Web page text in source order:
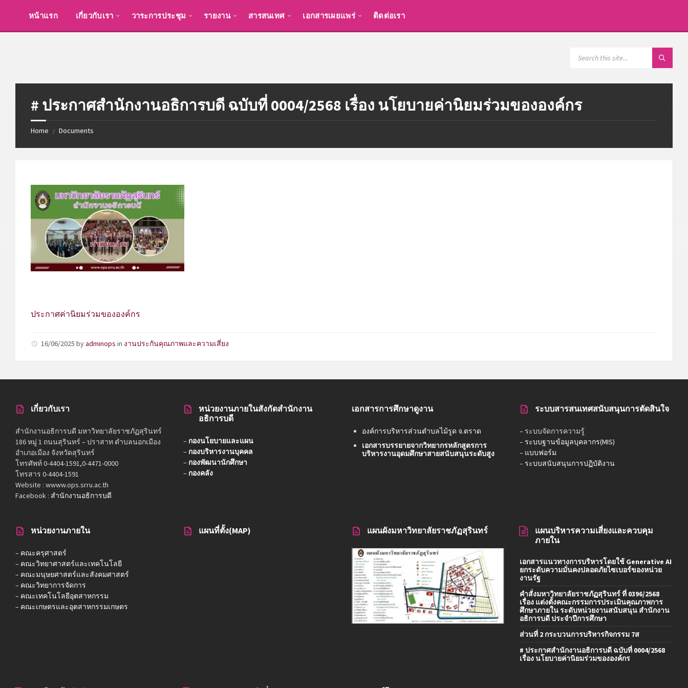
หน้าแรก เกี่ยวกับเรา วาระการประชุม รายงาน สารสนเทศ เอกสารเผยแพร่ ติดต่อเรา
# ประกาศสำนักงานอธิการบดี ฉบับที่ 0004/2568 เรื่อง นโยบายค่านิยมร่วมขององค์กร
Home / Documents
ประกาศค่านิยมร่วมขององค์กร
16/06/2025 byadminops in งานประกันคุณภาพและความเสี่ยง
เกี่ยวกับเรา
สำนักงานอธิการบดี มหาวิทยาลัยราชภัฏสุรินทร์
186 หมู่ 1 ถนนสุรินทร์ – ปราสาท ตำบลนอกเมือง
อำเภอเมือง จังหวัดสุรินทร์
โทรศัพท์ 0-4404-1591,0-4471-0000
โทรสาร 0-4404-1591
Website : wwww.ops.srru.ac.th
Facebook : สำนักงานอธิการบดี
หน่วยงานภายในสังกัดสำนักงาน
อธิการบดี
– กองนโยบายและแผน
– กองบริหารงานบุคคล
– กองพัฒนานักศึกษา
– กองคลัง
เอกสารการศึกษาดูงาน
องค์การบริหารส่วนตำบลไม้รูด จ.ตราด
เอกสารบรรยายจากวิทยากรหลักสูตรการ
บริหารงานอุดมศึกษาสายสนับสนุนระดับสูง
ระบบสารสนเทศสนับสนุนการตัดสินใจ
– ระบบจัดการความรู้
– ระบบฐานข้อมูลบุคลากร(MIS)
– แบบฟอร์ม
– ระบบสนับสนุนการปฏิบัติงาน
หน่วยงานภายใน
– คณะครุศาสตร์
– คณะวิทยาศาสตร์และเทคโนโลยี
– คณะมนุษยศาสตร์และสังคมศาสตร์
– คณะวิทยาการจัดการ
– คณะเทคโนโลยีอุตสาหกรรม
– คณะเกษตรและอุตสาหกรรมเกษตร
แผนที่ตั้ง(MAP) แผนผังมหาวิทยาลัยราชภัฏสุรินทร์
แผนบริหารความเสี่ยงและควบคุม
ภายใน
เอกสารแนวทางการบริหารโดยใช้ Generative AI
ยกระดับความมั่นคงปลอดภัยไซเบอร์ของหน่วย
งานรัฐ
คำสั่งมหาวิทยาลัยราชภัฏสุรินทร์ ที่ 0396/2568
เรื่อง แต่งตั้งคณะกรรมการประเมินคุณภาพการ
ศึกษาภายใน ระดับหน่วยงานสนับสนุน สำนักงาน
อธิการบดี ประจำปีการศึกษา
ส่วนที่ 2 กระบวนการบริหารกิจกรรม 7ส
# ประกาศสำนักงานอธิการบดี ฉบับที่ 0004/2568
เรื่อง นโยบายค่านิยมร่วมขององค์กร